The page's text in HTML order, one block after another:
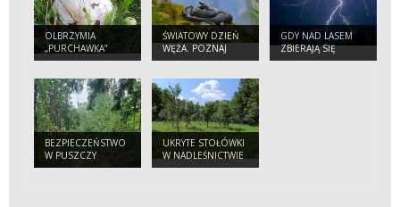
OLBRZYMIA
„PURCHAWKA”
ŚWIATOWY DZIEŃ
WĘŻA. POZNAJ
NASZYCH
SĄSIADÓW
GDY NAD LASEM
ZBIERAJĄ SIĘ
CHMURY.
BEZPIECZEŃSTWO
W PUSZCZY
BIAŁOWIESKIEJ.
UKRYTE STOŁÓWKI
W NADLEŚNICTWIE
BROWSK. SKĄD SIĘ